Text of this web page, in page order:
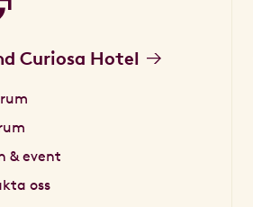
Curiosa Hotel
& event
oss